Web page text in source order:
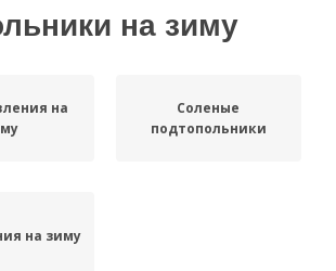
на зиму
на
Соленые
подтопольники
на зиму